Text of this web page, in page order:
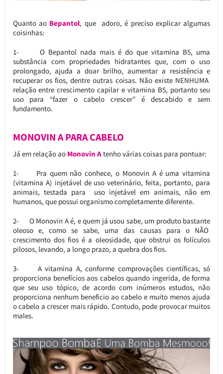
Quanto ao Bepantol, que adoro, é preciso explicar algumas
coisinhas:
1- O Bepantol nada mais é do que vitamina B5, uma
substância com propriedades hidratantes que, com o uso
prolongado, ajuda a doar brilho, aumentar a resistência e
recuperar os fios, dentre outras coisas. Não existe NENHUMA
relação entre crescimento capilar e vitamina B5, portanto seu
uso para “fazer o cabelo crescer” é descabido e sem
fundamento.
MONOVIN A PARA CABELO
Já em relação ao Monovin Atenho várias coisas para pontuar:
1- Pra quem não conhece, o Monovin A é uma vitamina
(vitamina A) injetável de uso veterinário, feita, portanto, para
animais, testada para uso injetável em animais, não em
humanos, que possui organismo completamente diferente.
2- O Monovin A é, e quem já usou sabe, um produto bastante
oleoso e, como se sabe, uma das causas para o NÃO
crescimento dos fios é a oleosidade, que obstrui os folículos
pilosos, levando, a longo prazo, a quebra dos fios.
3- A vitamina A, conforme comprovações científicas, só
proporciona benefícios aos cabelos quando ingerida, de forma
que seu uso tópico, de acordo com inúmeros estudos, não
proporciona nenhum beneficio ao cabelo e muito menos ajuda
o cabelo a crescer mais rápido. Contudo, pode provocar muitos
males.